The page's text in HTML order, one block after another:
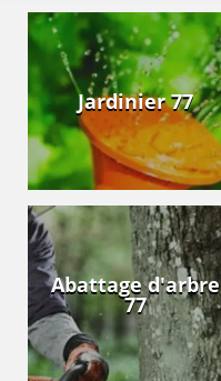
Jardinier 77
Abattage d'arbre
77